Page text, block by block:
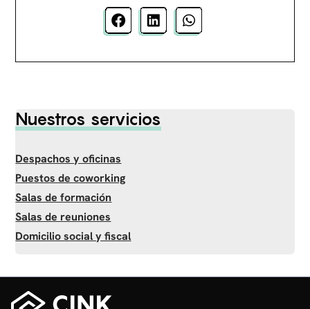
Nuestros servicios
Despachos y oficinas
Puestos de coworking
Salas de formación
Salas de reuniones
Domicilio social y fiscal